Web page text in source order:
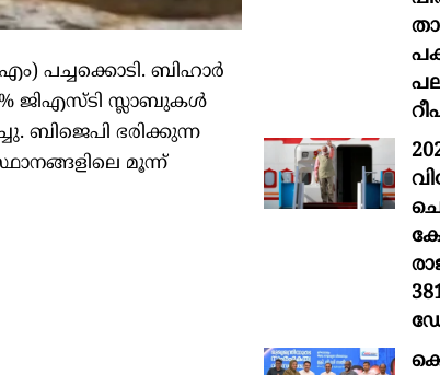
പച്ചക്കൊടി. ബിഹാര്‍
ജിഎസ്ടി സ്ലാബുകള്‍
ബിജെപി ഭരിക്കുന്ന
മൂന്ന്